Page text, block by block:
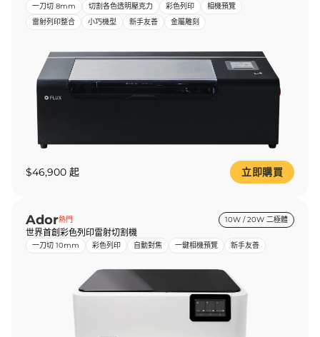
一刀切 8mm 切割各色透明壓克力 彩色列印
相機預覽
雷射列印整合
小巧機型 新手友善 金屬雕刻
$46,900 起 立即購買
Ador熱門 10W / 20W 二極體
世界首創彩色列印雷射切割機
一刀切 10mm 彩色列印 自動對焦 一鍵相機預覽 新手友善